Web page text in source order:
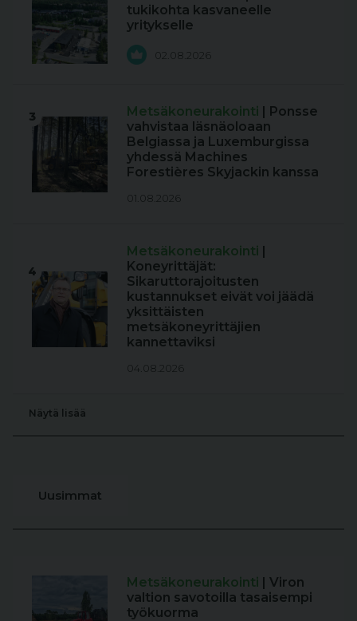
tukikohta kasvaneelle
yritykselle
02.08.2026
3 Metsäkoneurakointi | Ponsse
vahvistaa läsnäoloaan
Belgiassa ja Luxemburgissa
yhdessä Machines
Forestières Skyjackin kanssa
01.08.2026
4
Metsäkoneurakointi |
Koneyrittäjät:
Sikaruttorajoitusten
kustannukset eivät voi jäädä
yksittäisten
metsäkoneyrittäjien
kannettaviksi
04.08.2026
Näytä lisää
Uusimmat
Metsäkoneurakointi | Viron
valtion savotoilla tasaisempi
työkuorma